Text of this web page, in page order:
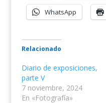
WhatsApp
Relacionado
Diario de exposiciones,
parte V
7 noviembre, 2024
En «Fotografía»